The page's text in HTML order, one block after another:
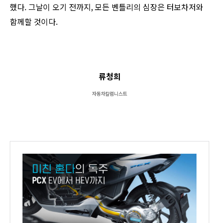
했다. 그날이 오기 전까지, 모든 벤틀리의 심장은 터보차저와
함께할 것이다.
류청희
자동차칼럼니스트